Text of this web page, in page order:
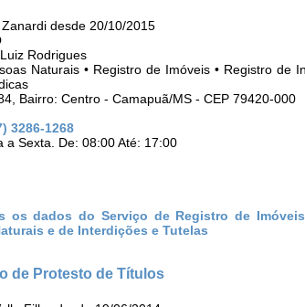
desde 20/10/2015
Rodrigues
Naturais • Registro de Imóveis • Registro de
Bairro: Centro - Camapuã/MS - CEP 79420-000
3286-1268
a Sexta. De: 08:00 Até: 17:00
os dados do Serviço de Registro de
e de Interdições e Tutelas
de Protesto de Títulos